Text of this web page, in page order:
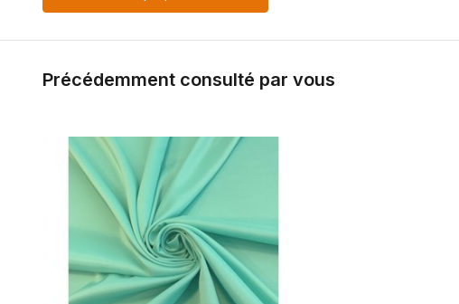
Précédemment consulté par vous